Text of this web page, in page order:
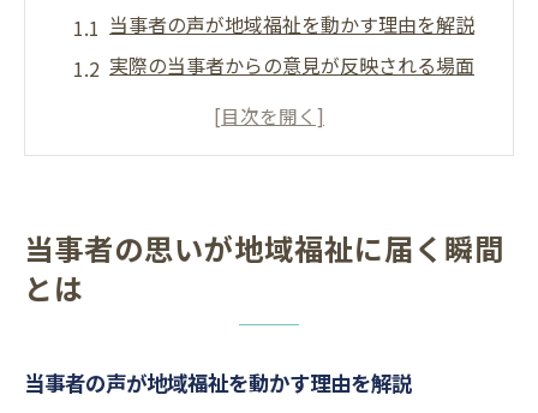
当事者の声が地域福祉を動かす理由を解説
実際の当事者からの意見が反映される場面
当事者の意見と市民の声の違いを知る
大阪市西区で意見を反映させる方法を探る
当事者が意見を届ける実践的な方法とは
当事者視点で市民の声の活かし方を考える
当事者の思いが地域福祉に届く瞬間
とは
当事者の声が地域福祉を動かす理由を解説